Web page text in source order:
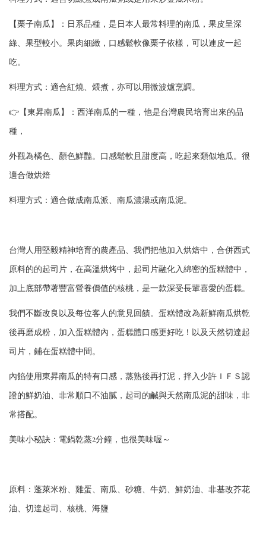
【栗子南瓜】：日系品種，是日本人最常料理的南瓜，果皮呈深
綠、果型較小。果肉細緻，口感鬆軟像栗子依樣，可以連皮一起
吃。
料理方式：適合紅燒、煨煮，亦可以用微波爐烹調。
👉【東昇南瓜】：西洋南瓜的一種，他是台灣農民培育出來的品
種，
外觀為橘色、顏色鮮豔。口感鬆軟且甜度高，吃起來類似地瓜。很
適合做烘焙
料理方式：適合做成南瓜派、南瓜濃湯或南瓜泥。
台灣人用堅毅精神培育的農產品、我們把他加入烘焙中，合併西式
原料的的起司片，在高溫烘烤中，起司片融化入綿密的蛋糕體中，
加上底部帶著豐富營養價值的核桃，是一款深受長輩喜愛的蛋糕。
我們不斷改良以及每位客人的意見回饋。蛋糕體改為新鮮南瓜烘乾
後再磨成粉，加入蛋糕體內，蛋糕體口感更好吃！以及天然切達起
司片，鋪在蛋糕體中間。
內餡使用東昇南瓜的特有口感，蒸熟後再打泥，拌入少許ＩＦＳ認
證的鮮奶油、非常順口不油膩，起司的鹹與天然南瓜泥的甜味，非
常搭配。
美味小秘訣：電鍋乾蒸2分鐘，也很美味喔～
原料：蓬萊米粉、雞蛋、南瓜、砂糖、牛奶、鮮奶油、非基改芥花
油、切達起司、核桃、海鹽